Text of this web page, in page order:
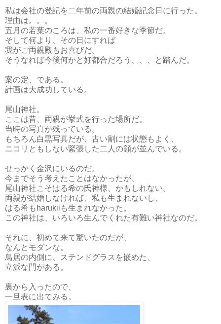
私は会社の登記を二年前の両親の結婚記念日に行った。
理由は。。。
五月の若葉のころは、私の一番好きな季節だ。
そして何より、その日にすれば
我がご両親殿もお喜びだ。
そうなれば今後何かと好都合だろう、、、と踏んだ。
案の定、である。
計画は大成功している。
尾山神社。
ここは昔、両親が挙式を行った場所だ。
当時の写真が残っている。
もちろん白黒写真だが、古い割には状態もよく、
ニコリともしない緊張した二人の顔が並んでいる。
せっかく金沢にいるのだ。
今までそう考えたことはなかったが、
尾山神社こそはる希の氏神様、かもしれない。
両親が結婚しなければ、私も生まれないし、
はる希もharukiiも生まれなかった。
この神社は、いろいろ生んでくれた有難い神社なのだ。
それに、初めて来て驚いたのだが、
なんとモダンな。
鳥居の内側に、ステンドグラスを嵌めた、
立派な門がある。
裏から入ったので、
一旦表に出てみる。